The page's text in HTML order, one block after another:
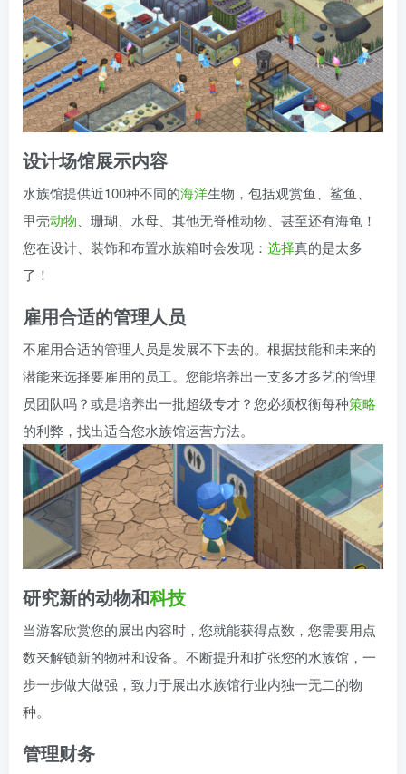
设计场馆展示内容
水族馆提供近100种不同的海洋生物，包括观赏鱼、鲨鱼、
甲壳动物 、珊瑚、水母、其他无脊椎动物、甚至还有海龟！
您在设计、装饰和布置水族箱时会发现： 选择真的是太多
了！
雇用合适的管理人员
不雇用合适的管理人员是发展不下去的。根据技能和未来的
潜能来选择要雇用的员工。您能培养出一支多才多艺的管理
员团队吗？或是培养出一批超级专才？您必须权衡每种策略
的利弊，找出适合您水族馆运营方法。
研究新的动物和科技
当游客欣赏您的展出内容时，您就能获得点数，您需要用点
数来解锁新的物种和设备。不断提升和扩张您的水族馆，一
步一步做大做强，致力于展出水族馆行业内独一无二的物
种。
管理财务